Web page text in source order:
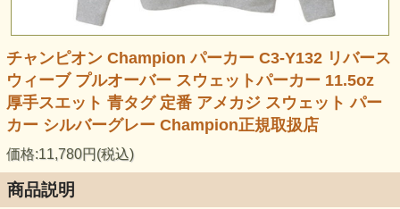
チャンピオン Champion パーカー C3-Y132 リバース
ウィーブ プルオーバー スウェットパーカー 11.5oz
厚手スエット 青タグ 定番 アメカジ スウェット パー
カー シルバーグレー Champion正規取扱店
価格:11,780円(税込)
商品説明